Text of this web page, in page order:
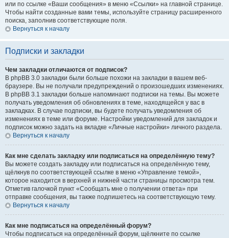
или по ссылке «Ваши сообщения» в меню «Ссылки» на главной странице.
Чтобы найти созданные вами темы, используйте страницу расширенного
поиска, заполнив соответствующие поля.
Вернуться к началу
Подписки и закладки
Чем закладки отличаются от подписок?
В phpBB 3.0 закладки были больше похожи на закладки в вашем веб-
браузере. Вы не получали предупреждений о произошедших изменениях.
В phpBB 3.1 закладки больше напоминают подписки на темы. Вы можете
получать уведомления об обновлениях в теме, находящейся у вас в
закладках. В случае подписки, вы будете получать уведомления об
изменениях в теме или форуме. Настройки уведомлений для закладок и
подписок можно задать на вкладке «Личные настройки» личного раздела.
Вернуться к началу
Как мне сделать закладку или подписаться на определённую тему?
Вы можете создать закладку или подписаться на определённую тему,
щёлкнув по соответствующей ссылке в меню «Управление темой»,
которое находится в верхней и нижней части страницы просмотра тем.
Отметив галочкой пункт «Сообщать мне о получении ответа» при
отправке сообщения, вы также подпишетесь на соответствующую тему.
Вернуться к началу
Как мне подписаться на определённый форум?
Чтобы подписаться на определённый форум, щёлкните по ссылке